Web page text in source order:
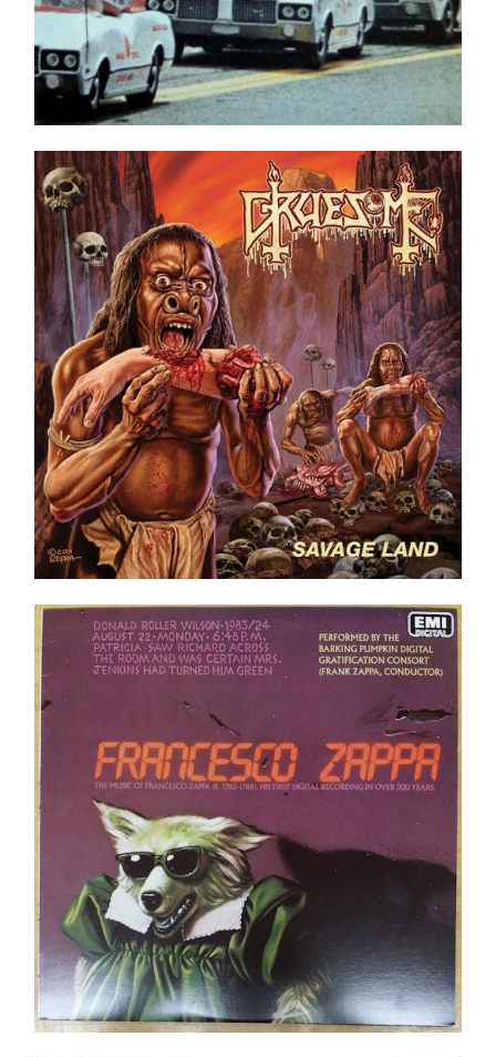
Gruesome ‎– Savage Land LP _ Ltd. Ed. _ Green
Swamp
Ajouter au panier Détails
Frank Zappa – Francesco Zappa LP
Ajouter au panier Détails